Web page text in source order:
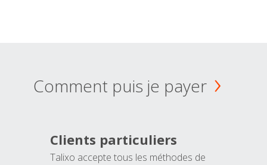
Comment puis je payer
Clients particuliers
Talixo accepte tous les méthodes de